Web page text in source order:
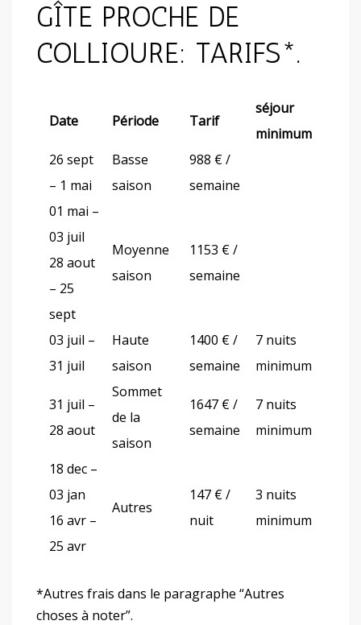
GÎTE PROCHE DE
COLLIOURE: TARIFS*.
Date Période Tarif
séjour
minimum
26 sept
– 1 mai
Basse
saison
988 € /
semaine
01 mai –
03 juil
28 aout
– 25
sept
Moyenne
saison
1153 € /
semaine
03 juil –
31 juil
Haute
saison
1400 € /
semaine
7 nuits
minimum
31 juil –
28 aout
Sommet
de la
saison
1647 € /
semaine
7 nuits
minimum
18 dec –
03 jan
16 avr –
25 avr
Autres
147 € /
nuit
3 nuits
minimum
*Autres frais dans le paragraphe “Autres
choses à noter”.